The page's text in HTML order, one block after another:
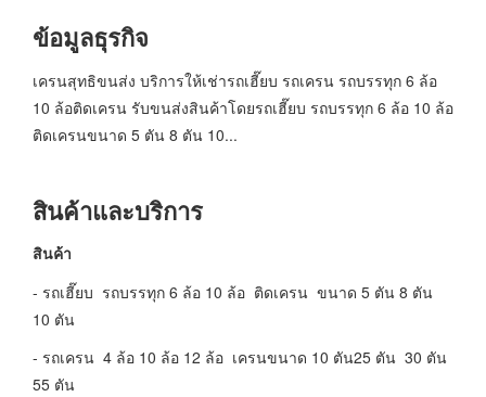
ข้อมูลธุรกิจ
เครนสุทธิขนส่ง บริการให้เช่ารถเฮี๊ยบ รถเครน รถบรรทุก 6 ล้อ
10 ล้อติดเครน รับขนส่งสินค้าโดยรถเฮี๊ยบ รถบรรทุก 6 ล้อ 10 ล้อ
ติดเครนขนาด 5 ตัน 8 ตัน 10...
สินค้าและบริการ
สินค้า
- รถเฮี๊ยบ รถบรรทุก 6 ล้อ 10 ล้อ ติดเครน ขนาด 5 ตัน 8 ตัน
10 ตัน
- รถเครน 4 ล้อ 10 ล้อ 12 ล้อ เครนขนาด 10 ตัน25 ตัน 30 ตัน
55 ตัน